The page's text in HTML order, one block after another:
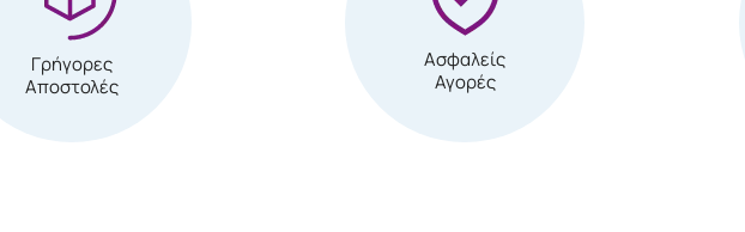
Γρήγορες
Αποστολές
Ασφαλείς
Αγορές